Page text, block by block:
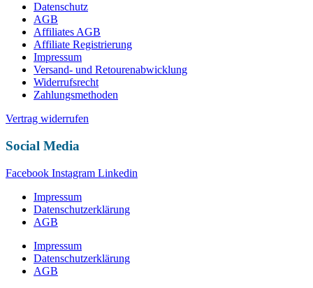
Datenschutz
AGB
Affiliates AGB
Affiliate Registrierung
Impressum
Versand- und Retourenabwicklung
Widerrufsrecht
Zahlungsmethoden
Vertrag widerrufen
Social Media
Facebook Instagram Linkedin
Impressum
Datenschutzerklärung
AGB
Impressum
Datenschutzerklärung
AGB